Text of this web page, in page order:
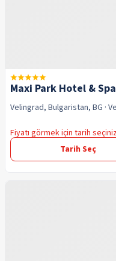
Maxi Park Hotel & Spa
Velingrad, Bulgaristan, BG ·
Fiyatı görmek için tarih
Tarih Seç